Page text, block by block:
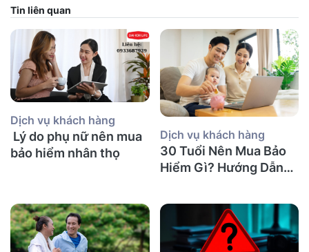
Tin liên quan
Dịch vụ khách hàng
Lý do phụ nữ nên mua
bảo hiểm nhân thọ
Dịch vụ khách hàng
30 Tuổi Nên Mua Bảo
Hiểm Gì? Hướng Dẫn